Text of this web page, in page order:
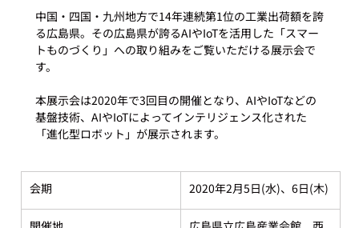
中国・四国・九州地方で14年連続第1位の工業出荷額を誇
る広島県。その広島県が誇るAIやIoTを活用した「スマー
トものづくり」への取り組みをご覧いただける展示会で
す。
本展示会は2020年で3回目の開催となり、AIやIoTなどの
基盤技術、AIやIoTによってインテリジェンス化された
会期 2020年2月5日(水)、6日(木)